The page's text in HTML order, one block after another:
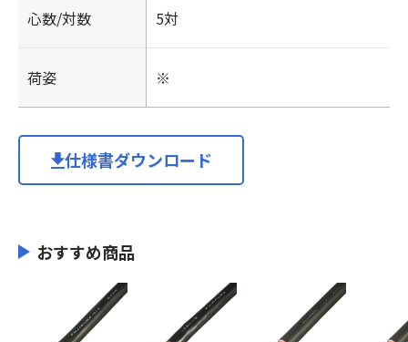
心数/対数 5対
荷姿 ※
仕様書ダウンロード
おすすめ商品